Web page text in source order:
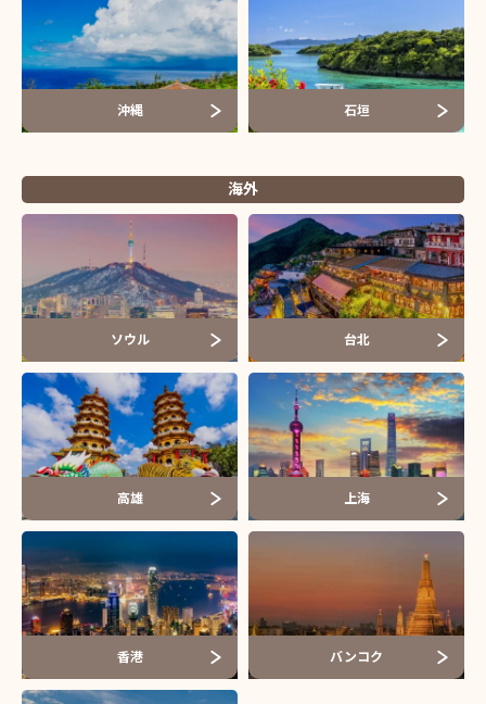
沖縄 石垣
海外
ソウル 台北
高雄 上海
香港 バンコク